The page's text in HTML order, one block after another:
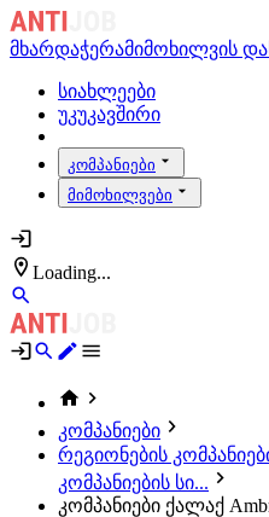
მხარდაჭერამიმოხილვის
სიახლეები
უკუკავშირი
კომპანიები
მიმოხილვები
Loading...
კომპანიები
რეგიონების
კომპანიების სი...
კომპანიები ქალაქ